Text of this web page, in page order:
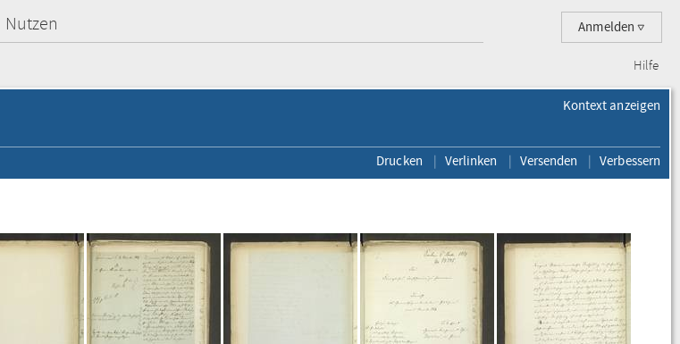
Anmelden
Nutzen
Hilfe
Kontext anzeigen
Drucken Verlinken Versenden Verbessern